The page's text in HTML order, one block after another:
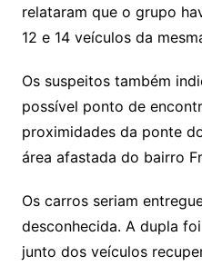
relataram que o grupo
12 e 14 veículos da
Os suspeitos também
possível ponto de
proximidades da ponte
área afastada do bairro
Os carros seriam
desconhecida. A dupla
junto dos veículos